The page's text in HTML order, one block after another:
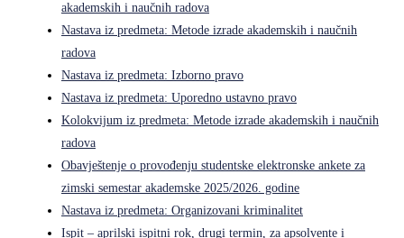
akademskih i naučnih radova
Nastava iz predmeta: Metode izrade akademskih i naučnih
radova
Nastava iz predmeta: Izborno pravo
Nastava iz predmeta: Uporedno ustavno pravo
Kolokvijum iz predmeta: Metode izrade akademskih i naučnih
radova
Obavještenje o provođenju studentske elektronske ankete za
zimski semestar akademske 2025/2026. godine
Nastava iz predmeta: Organizovani kriminalitet
Ispit – aprilski ispitni rok, drugi termin, za apsolvente i